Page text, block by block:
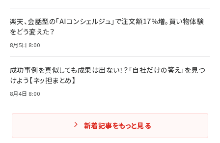
楽天、会話型の「AIコンシェルジュ」で注文額17％増。買い物体験
をどう変えた？
8月5日 8:00
成功事例を真似しても成果は出ない！？「自社だけの答え」を見つ
けよう【ネッ担まとめ】
8月4日 8:00
新着記事をもっと見る